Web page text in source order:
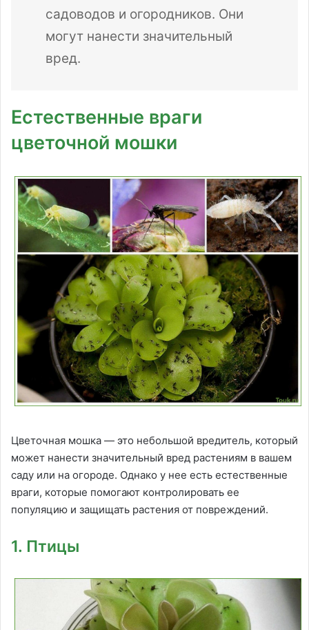
садоводов и огородников. Они
могут нанести значительный
вред.
Естественные враги
цветочной мошки
Цветочная мошка — это небольшой вредитель, который
может нанести значительный вред растениям в вашем
саду или на огороде. Однако у нее есть естественные
враги, которые помогают контролировать ее
популяцию и защищать растения от повреждений.
1. Птицы